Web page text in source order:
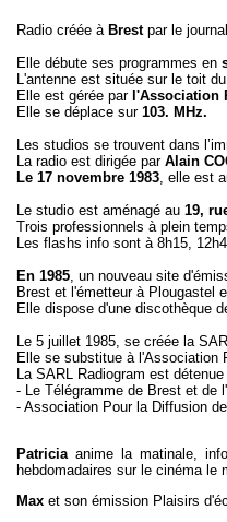
Radio créée à Brestpar le journal
Elle débute ses programmes en
L'antenne est située sur le toit
Elle est gérée par l'Association
Elle se déplace sur103. MHz.
Les studios se trouvent dans
La radio est dirigée par Alain
Le 17 novembre 1983, elle est
Le studio est aménagé au 19,
Trois professionnels à plein
Les flashs info sont à 8h15,
En 1985, un nouveau site
Brest et l'émetteur à Plougastel
Elle dispose d'une discothèque
Le 5 juillet 1985, se créée la
Elle se substitue à l'Association
La SARL Radiogram est détenue
- Le Télégramme de Brest et de
- Association Pour la Diffusion
Patriciaanime la matinale,
hebdomadaires sur le cinéma le
Max et son émission Plaisirs